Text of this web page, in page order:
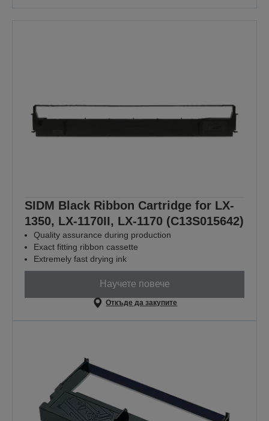
SIDM Black Ribbon Cartridge for LX-
1350, LX-1170II, LX-1170 (C13S015642)
Quality assurance during production
Exact fitting ribbon cassette
Extremely fast drying ink
Научете повече
Откъде да закупите